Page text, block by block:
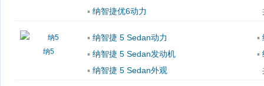
▪ 纳智捷优6动力
纳5
▪ 纳智捷 5 Sedan动力
▪ 纳智捷 5 Sedan发动机
▪ 纳智捷 5 Sedan外观
▪
▪